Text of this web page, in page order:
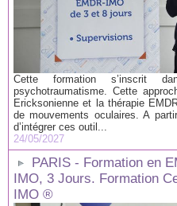
Cette formation s’inscrit
psychotraumatisme. Cette
Ericksonienne et la thérapie
de mouvements oculaires. A
d’intégrer ces outil...
24/05/2027
PARIS - Formation en
IMO, 3 Jours. Formation
IMO ®